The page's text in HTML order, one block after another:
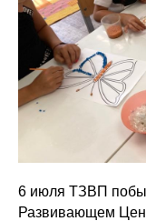
6 июля ТЗВП
Развивающем